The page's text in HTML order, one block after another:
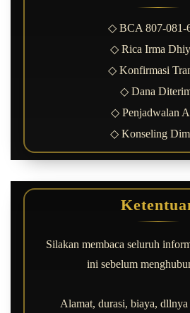
◇ BCA 807-081-
◇ Rica Irma
◇ Konfirmasi
◇ Dana
◇ Penjadwalan
◇ Konseling
Silakan membaca seluruh
ini sebelum
Alamat, durasi, biaya, dllnya